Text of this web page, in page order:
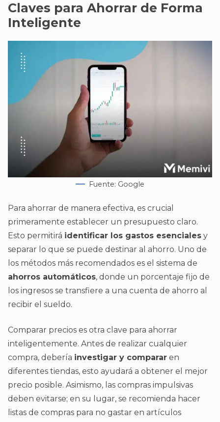
Claves para Ahorrar de Forma
Inteligente
Fuente: Google
Para ahorrar de manera efectiva, es crucial
primeramente establecer un presupuesto claro.
Esto permitirá identificar los gastos esenciales y
separar lo que se puede destinar al ahorro. Uno de
los métodos más recomendados es el sistema de
ahorros automáticos, donde un porcentaje fijo de
los ingresos se transfiere a una cuenta de ahorro al
recibir el sueldo.
Comparar precios es otra clave para ahorrar
inteligentemente. Antes de realizar cualquier
compra, debería investigar y comparar en
diferentes tiendas, esto ayudará a obtener el mejor
precio posible. Asimismo, las compras impulsivas
deben evitarse; en su lugar, se recomienda hacer
listas de compras para no gastar en artículos